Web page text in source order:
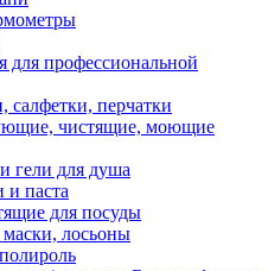
для профессиональной
салфетки, перчатки
чистящие, моющие
гели для душа
и паста
для посуды
лосьоны